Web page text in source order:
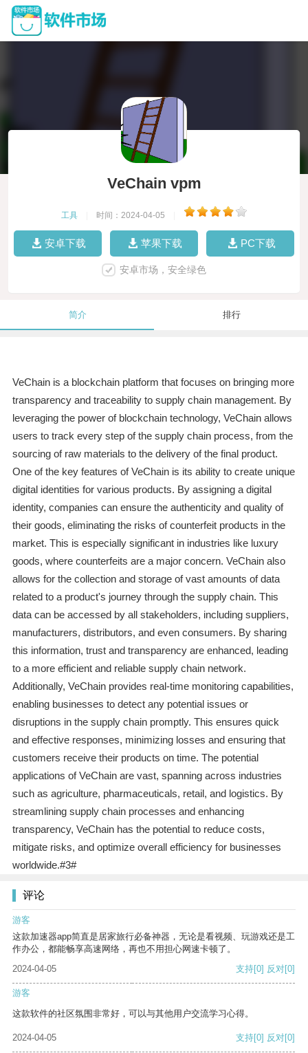
VeChain vpm
工具 时间：2024-04-05
安卓下载 苹果下载 PC下载
安卓市场，安全绿色
简介 排行
VeChain is a blockchain platform that focuses on bringing more
transparency and traceability to supply chain management. By
leveraging the power of blockchain technology, VeChain allows
users to track every step of the supply chain process, from the
sourcing of raw materials to the delivery of the final product.
One of the key features of VeChain is its ability to create unique
digital identities for various products. By assigning a digital
identity, companies can ensure the authenticity and quality of
their goods, eliminating the risks of counterfeit products in the
market. This is especially significant in industries like luxury
goods, where counterfeits are a major concern. VeChain also
allows for the collection and storage of vast amounts of data
related to a product's journey through the supply chain. This
data can be accessed by all stakeholders, including suppliers,
manufacturers, distributors, and even consumers. By sharing
this information, trust and transparency are enhanced, leading
to a more efficient and reliable supply chain network.
Additionally, VeChain provides real-time monitoring capabilities,
enabling businesses to detect any potential issues or
disruptions in the supply chain promptly. This ensures quick
and effective responses, minimizing losses and ensuring that
customers receive their products on time. The potential
applications of VeChain are vast, spanning across industries
such as agriculture, pharmaceuticals, retail, and logistics. By
streamlining supply chain processes and enhancing
transparency, VeChain has the potential to reduce costs,
mitigate risks, and optimize overall efficiency for businesses
worldwide.#3#
评论
游客
这款加速器app简直是居家旅行必备神器，无论是看视频、玩游戏还是工
作办公，都能畅享高速网络，再也不用担心网速卡顿了。
2024-04-05
支持[0] 反对[0]
游客
这款软件的社区氛围非常好，可以与其他用户交流学习心得。
2024-04-05 支持[0] 反对[0]